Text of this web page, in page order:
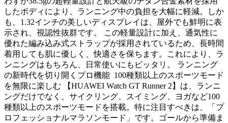
したボディにより、ランニング中の負担を大幅に軽減。しか
も、1.32インチの美しいディスプレイは、屋外でも鮮明に表
示され、視認性抜群です。 この軽量設計に加え、通気性に
優れた編み込み式ストラップが採用されているため、長時間
着用しても肌に優しく、快適さを保ちます。これにより、ラ
ンニングはもちろん、日常使いにもピッタリ。 ランニング
の新時代を切り開くプロ機能 100種類以上のスポーツモード
を無限に楽しむ 【HUAWEI Watch GT Runner 2】は、ランニ
ングだけでなく、サイクリング、スイミング、ヨガなど100
種類以上のスポーツモードを搭載。特に注目すべきは、「プ
ロフェッショナルマラソンモード」です。ゴールから準備ま